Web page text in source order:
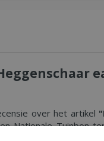
over het artikel
Nationale Tuinbon